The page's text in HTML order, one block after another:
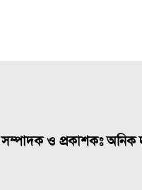
সম্পাদক ও প্রকাশকঃ অনিক